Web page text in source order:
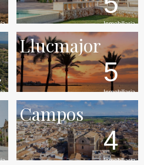
Inmobiliaria
Llucmajor
5
Inmobiliaria
Campos
4
Inmobiliaria